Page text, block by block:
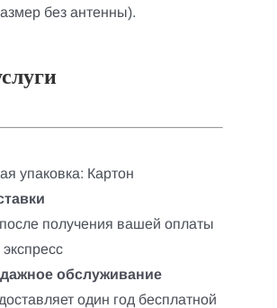
без антенны).
упаковка: Картон
получения вашей оплаты
обслуживание
один год бесплатной